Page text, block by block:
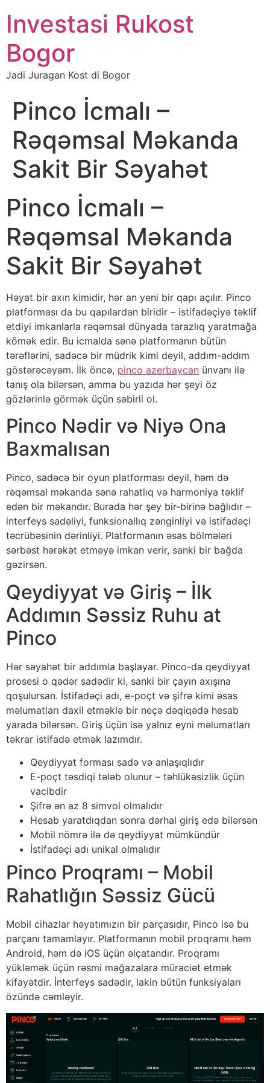
Investasi Rukost
Bogor
Jadi Juragan Kost di Bogor
Pinco İcmalı –
Rəqəmsal Məkanda
Sakit Bir Səyahət
Pinco İcmalı –
Rəqəmsal Məkanda
Sakit Bir Səyahət
Həyat bir axın kimidir, hər an yeni bir qapı açılır. Pinco
platforması da bu qapılardan biridir – istifadəçiyə təklif
etdiyi imkanlarla rəqəmsal dünyada tarazlıq yaratmağa
kömək edir. Bu icmalda sənə platformanın bütün
tərəflərini, sadəcə bir müdrik kimi deyil, addım-addım
göstərəcəyəm. İlk öncə, pinco azerbaycan ünvanı ilə
tanış ola bilərsən, amma bu yazıda hər şeyi öz
gözlərinlə görmək üçün səbirli ol.
Pinco Nədir və Niyə Ona
Baxmalısan
Pinco, sadəcə bir oyun platforması deyil, həm də
rəqəmsal məkanda sənə rahatlıq və harmoniya təklif
edən bir məkandır. Burada hər şey bir-birinə bağlıdır –
interfeys sadəliyi, funksionallıq zənginliyi və istifadəçi
təcrübəsinin dərinliyi. Platformanın əsas bölmələri
sərbəst hərəkət etməyə imkan verir, sanki bir bağda
gəzirsən.
Qeydiyyat və Giriş – İlk
Addımın Səssiz Ruhu at
Pinco
Hər səyahət bir addımla başlayar. Pinco-da qeydiyyat
prosesi o qədər sadədir ki, sanki bir çayın axışına
qoşulursan. İstifadəçi adı, e-poçt və şifrə kimi əsas
məlumatları daxil etməklə bir neçə dəqiqədə hesab
yarada bilərsən. Giriş üçün isə yalnız eyni məlumatları
təkrar istifadə etmək lazımdır.
Qeydiyyat forması sadə və anlaşıqlıdır
E-poçt təsdiqi tələb olunur – təhlükəsizlik üçün
vacibdir
Şifrə ən az 8 simvol olmalıdır
Hesab yaratdıqdan sonra dərhal giriş edə bilərsən
Mobil nömrə ilə də qeydiyyat mümkündür
İstifadəçi adı unikal olmalıdır
Pinco Proqramı – Mobil
Rahatlığın Səssiz Gücü
Mobil cihazlar həyatımızın bir parçasıdır, Pinco isə bu
parçanı tamamlayır. Platformanın mobil proqramı həm
Android, həm də iOS üçün əlçatandır. Proqramı
yükləmək üçün rəsmi mağazalara müraciət etmək
kifayətdir. İnterfeys sadədir, lakin bütün funksiyaları
özündə cəmləyir.